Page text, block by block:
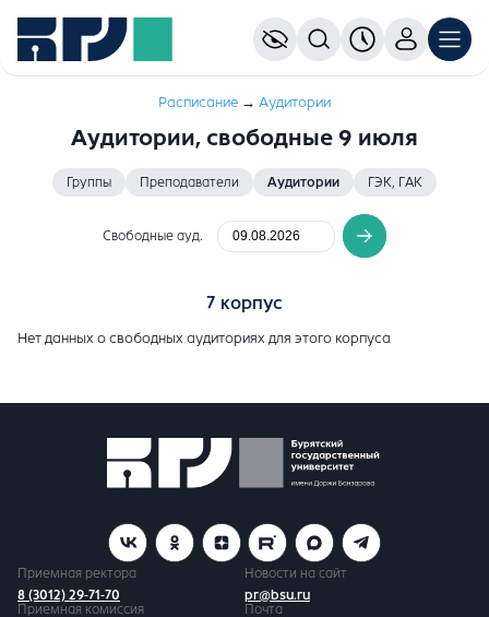
Расписание → Aудитории
Аудитории, свободные 9 июля
Группы Преподаватели Аудитории ГЭК, ГАК
Свободные ауд.
7 корпус
Нет данных о свободных аудиториях для этого корпуса
Приемная ректора
8 (3012) 29-71-70
Новости на сайт
pr@bsu.ru
Приемная комиссия
Почта